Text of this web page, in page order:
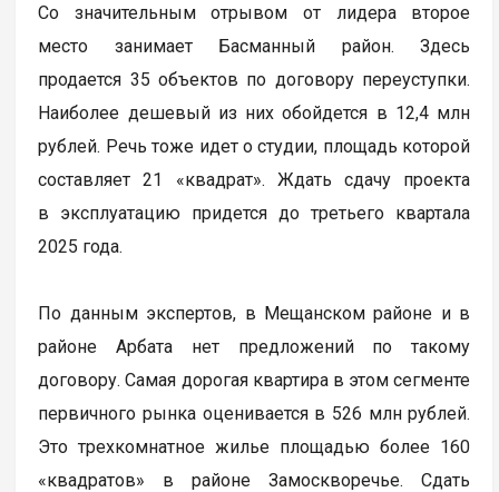
Со значительным отрывом от лидера второе
место занимает Басманный район. Здесь
продается 35 объектов по договору переуступки.
Наиболее дешевый из них обойдется в 12,4 млн
рублей. Речь тоже идет о студии, площадь которой
составляет 21 «квадрат». Ждать сдачу проекта
в эксплуатацию придется до третьего квартала
2025 года.
По данным экспертов, в Мещанском районе и в
районе Арбата нет предложений по такому
договору. Самая дорогая квартира в этом сегменте
первичного рынка оценивается в 526 млн рублей.
Это трехкомнатное жилье площадью более 160
«квадратов» в районе Замоскворечье. Сдать